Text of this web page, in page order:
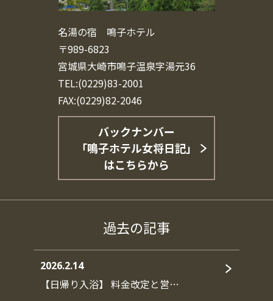
名湯の宿 鳴子ホテル
〒989-6823
宮城県大崎市鳴子温泉字湯元36
TEL:(0229)83-2001
FAX:(0229)82-2046
バックナンバー
「鳴子ホテル女将日記」
はこちらから
過去の記事
2026.2.14
【日帰り入浴】 料金改定と営…